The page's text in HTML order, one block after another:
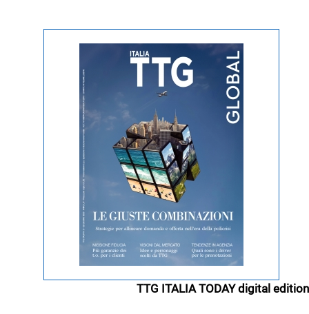
TTG ITALIA TODAY digital edition